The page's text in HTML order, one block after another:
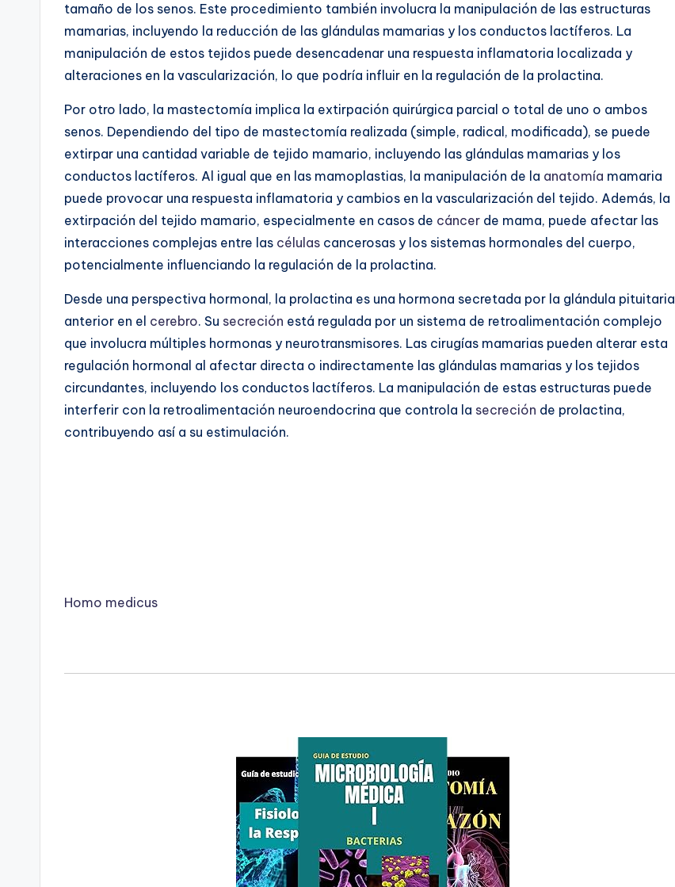
tamaño de los senos. Este procedimiento también involucra la manipulación de las estructuras
mamarias, incluyendo la reducción de las glándulas mamarias y los conductos lactíferos. La
manipulación de estos tejidos puede desencadenar una respuesta inflamatoria localizada y
alteraciones en la vascularización, lo que podría influir en la regulación de la prolactina.
Por otro lado, la mastectomía implica la extirpación quirúrgica parcial o total de uno o ambos
senos. Dependiendo del tipo de mastectomía realizada (simple, radical, modificada), se puede
extirpar una cantidad variable de tejido mamario, incluyendo las glándulas mamarias y los
conductos lactíferos. Al igual que en las mamoplastias, la manipulación de la anatomía mamaria
puede provocar una respuesta inflamatoria y cambios en la vascularización del tejido. Además, la
extirpación del tejido mamario, especialmente en casos de cáncer de mama, puede afectar las
interacciones complejas entre las células cancerosas y los sistemas hormonales del cuerpo,
potencialmente influenciando la regulación de la prolactina.
Desde una perspectiva hormonal, la prolactina es una hormona secretada por la glándula pituitaria
anterior en el cerebro. Su secreción está regulada por un sistema de retroalimentación complejo
que involucra múltiples hormonas y neurotransmisores. Las cirugías mamarias pueden alterar esta
regulación hormonal al afectar directa o indirectamente las glándulas mamarias y los tejidos
circundantes, incluyendo los conductos lactíferos. La manipulación de estas estructuras puede
interferir con la retroalimentación neuroendocrina que controla la secreción de prolactina,
contribuyendo así a su estimulación.
Homo medicus